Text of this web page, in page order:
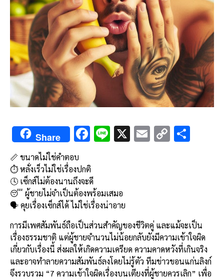
Share F
e
b
o
o
k
Li X E C
📏 ขนาดไม่ใช่คำตอบ
⏱️ หลั่งเร็วไม่ใช่เรื่องปกติ
🕓 เซ็กส์ไม่ต้องนานถึงจะดี
😴 ผู้ชายไม่จำเป็นต้องพร้อมเสมอ
🗣️ คุยเรื่องเซ็กส์ได้ ไม่ใช่เรื่องน่าอาย
การมีเพศสัมพันธ์ถือเป็นส่วนสำคัญของชีวิตคู่ และแม้จะเป็น
เรื่องธรรมชาติ แต่ผู้ชายจำนวนไม่น้อยกลับยังมีความเข้าใจผิด
เกี่ยวกับเรื่องนี้ ส่งผลให้เกิดความเครียด ความคาดหวังที่เกินจริง
และอาจทำลายความสัมพันธ์ลงโดยไม่รู้ตัว ทีมข่าวขอนแก่นลิงก์
จึงรวบรวม “7 ความเข้าใจผิดเรื่องบนเตียงที่ผู้ชายควรเลิก” เพื่อ